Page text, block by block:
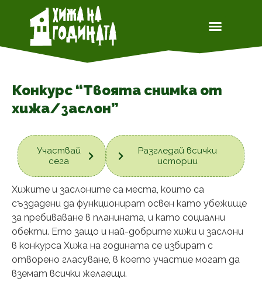
Конкурс “Твоята снимка от
хижа/заслон”
Участвай
сега
Разгледай всички
истории
Хижите и заслоните са места, които са
създадени да функционират освен като убежище
за пребиваване в планината, и като социални
обекти. Ето защо и най-добрите хижи и заслони
в конкурса Хижа на годината се избират с
отворено гласуване, в което участие могат да
вземат всички желаещи.